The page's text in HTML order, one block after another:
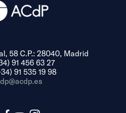
58 C.P.: 28040, Madrid
91 456 63 27
91 535 19 98